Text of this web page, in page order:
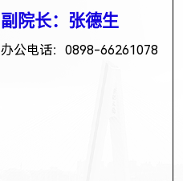
副院长： 张德生
办公电话：0898-66261078